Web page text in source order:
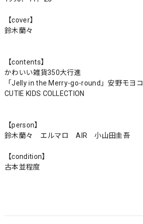
【cover】
鈴木蘭々
【contents】
かわいい雑貨350大行進
「Jelly in the Merry-go-round」安野モヨコ
CUTIE KIDS COLLECTION
【person】
鈴木蘭々 エルマロ AIR 小山田圭吾
【condition】
古本並程度